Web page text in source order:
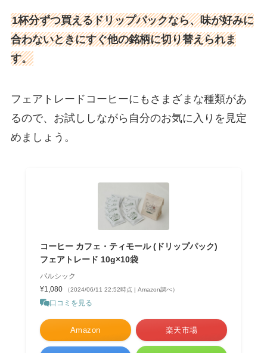
1杯分ずつ買えるドリップパックなら、味が好みに
合わないときにすぐ他の銘柄に切り替えられま
す。
フェアトレードコーヒーにもさまざまな種類があ
るので、お試ししながら自分のお気に入りを見定
めましょう。
コーヒー カフェ・ティモール (ドリップパック)
フェアトレード 10g×10袋
パルシック
¥1,080
（2024/06/11 22:52時点 | Amazon調べ）
口コミを見る
Amazon 楽天市場